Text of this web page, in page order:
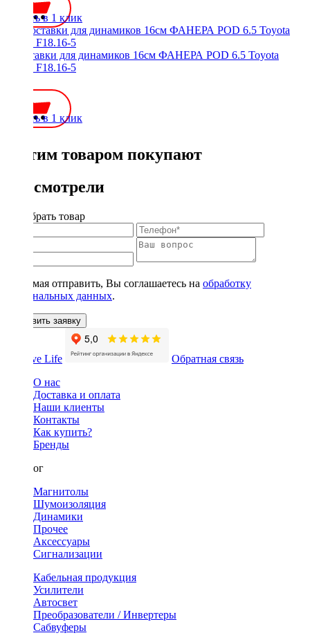
Купить в 1 клик
Проставки для динамиков 16см ФАНЕРА POD 6.5 Toyota
(2шт.) F18.16-5
Купить в 1 клик
С этим товаром покупают
Вы смотрели
Подобрать товар
Нажимая отправить, Вы соглашаетесь на обработку
персональных данных.
Оставить заявку
Обратная связь
О нас
Доставка и оплата
Наши клиенты
Контакты
Как купить?
Бренды
Каталог
Магнитолы
Шумоизоляция
Динамики
Прочее
Аксессуары
Сигнализации
Кабельная продукция
Усилители
Автосвет
Преобразователи / Инвертеры
Сабвуферы